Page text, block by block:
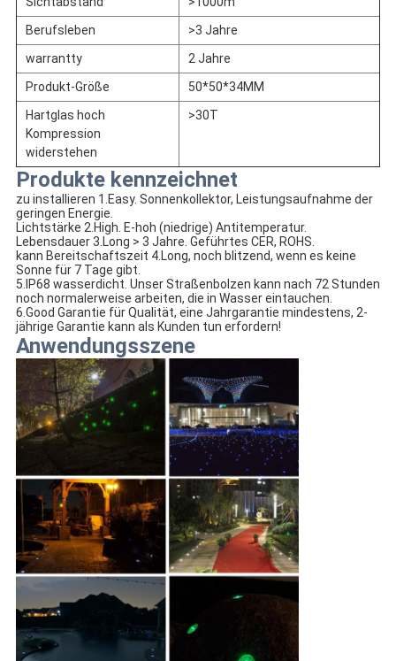
Berufsleben
>3 Jahre
warrantty
2 Jahre
Produkt-Größe
50*50*34MM
Hartglas hoch
Kompression
widerstehen
>30T
Produkte kennzeichnet
zu installieren 1.Easy. Sonnenkollektor, Leistungsaufnahme der
geringen Energie.
Lichtstärke 2.High. E-hoh (niedrige) Antitemperatur.
Lebensdauer 3.Long > 3 Jahre. Geführtes CER, ROHS.
kann Bereitschaftszeit 4.Long, noch blitzend, wenn es keine
Sonne für 7 Tage gibt.
5.IP68 wasserdicht. Unser Straßenbolzen kann nach 72 Stunden
noch normalerweise arbeiten, die in Wasser eintauchen.
6.Good Garantie für Qualität, eine Jahrgarantie mindestens, 2-
jährige Garantie kann als Kunden tun erfordern!
Anwendungsszene